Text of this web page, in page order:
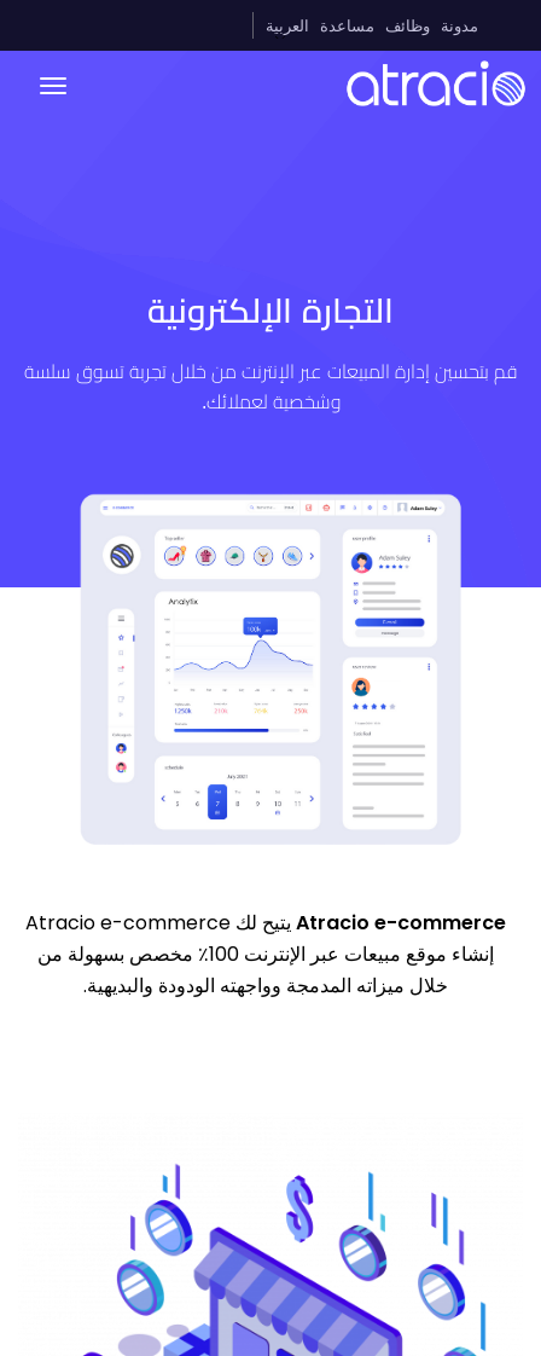
مدونة وظائف مساعدة العربية
التجارة الإلكترونية
قم بتحسين إدارة المبيعات عبر الإنترنت من خلال تجربة تسوق سلسة
وشخصية لعملائك.
Atracio e-commerce
يتيح لك Atracio e-commerce
إنشاء موقع مبيعات عبر الإنترنت 100٪ مخصص بسهولة من
خلال ميزاته المدمجة وواجهته الودودة والبديهية.